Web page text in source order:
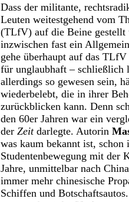
Dass der militante,
Leuten weitestgehend vom
(TLfV) auf die Beine gestellt
inzwischen fast ein
gehe überhaupt auf das
für unglaubhaft – schließlich
allerdings so gewesen sein,
wiederbelebt, die in ihrer
zurückblicken kann. Denn
den 60er Jahren war ein
der Zeit darlegte. Autorin
was kaum bekannt ist,
Studentenbewegung mit der
Jahre, unmittelbar nach
immer mehr chinesische
Schiffen und